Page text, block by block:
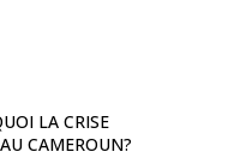
LA CRISE
CAMEROUN?